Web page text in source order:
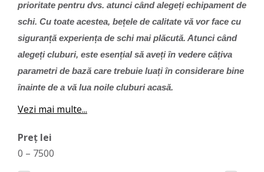
prioritate pentru dvs. atunci când alegeți echipament de
schi. Cu toate acestea, bețele de calitate vă vor face cu
siguranță experiența de schi mai plăcută. Atunci când
alegeți cluburi, este esențial să aveți în vedere câțiva
parametri de bază care trebuie luați în considerare bine
înainte de a vă lua noile cluburi acasă.
Vezi mai multe...
Preț lei
0 – 7500